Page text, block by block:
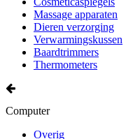
Massage apparaten
Dieren verzorging
Verwarmingskussen
Baardtrimmers
Thermometers
Computer
Overig